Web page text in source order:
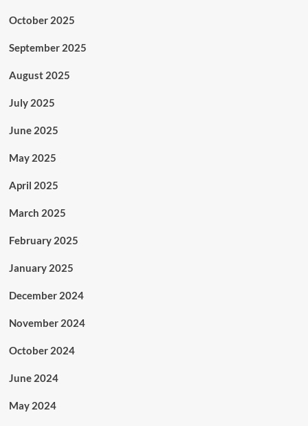
October 2025
September 2025
August 2025
July 2025
June 2025
May 2025
April 2025
March 2025
February 2025
January 2025
December 2024
November 2024
October 2024
June 2024
May 2024